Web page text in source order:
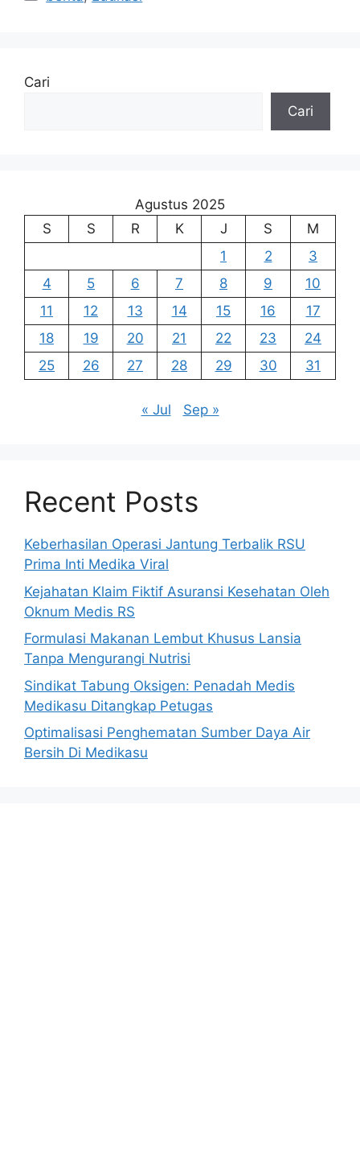
Cari
Cari
Agustus 2025
S
S R K J S
M
1
2
3
4
5 6 7 8 9
10
11
12 13 14 15 16
17
18
19 20 21 22 23
24
25
26 27 28 29 30 31
« Jul Sep »
Recent Posts
Keberhasilan Operasi Jantung Terbalik RSU
Prima Inti Medika Viral
Kejahatan Klaim Fiktif Asuransi Kesehatan Oleh
Oknum Medis RS
Formulasi Makanan Lembut Khusus Lansia
Tanpa Mengurangi Nutrisi
Sindikat Tabung Oksigen: Penadah Medis
Medikasu Ditangkap Petugas
Optimalisasi Penghematan Sumber Daya Air
Bersih Di Medikasu